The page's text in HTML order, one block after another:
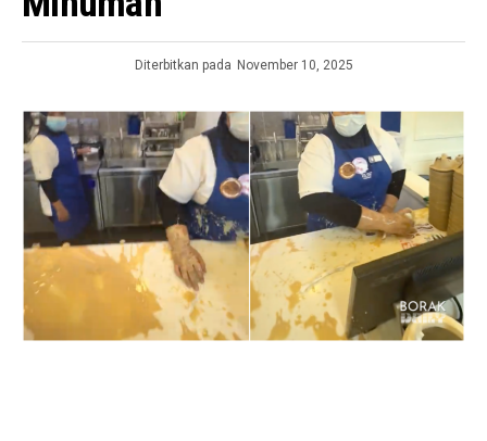
Diterbitkan pada November 10, 2025